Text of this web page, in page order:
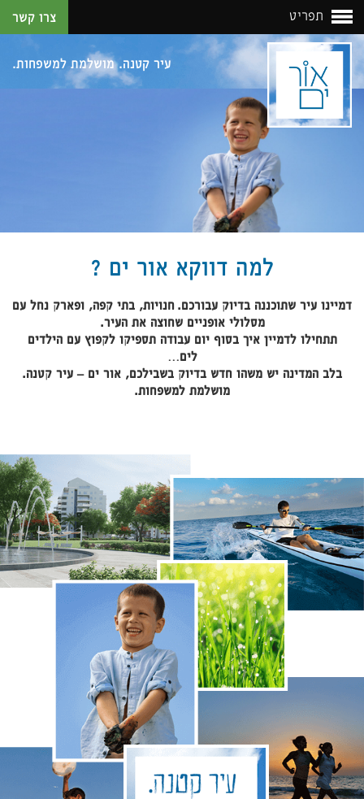
תפריט צרו קשר
עיר קטנה. מושלמת למשפחות.
למה דווקא אור ים ?
דמיינו עיר שתוכננה בדיוק עבורכם. חנויות, בתי קפה, ופארק נחל עם
מסלולי אופניים שחוצה את העיר.
תתחילו לדמיין איך בסוף יום עבודה תספיקו לקפוץ עם הילדים
לים…
בלב המדינה יש משהו חדש בדיוק בשבילכם, אור ים – עיר קטנה.
מושלמת למשפחות.